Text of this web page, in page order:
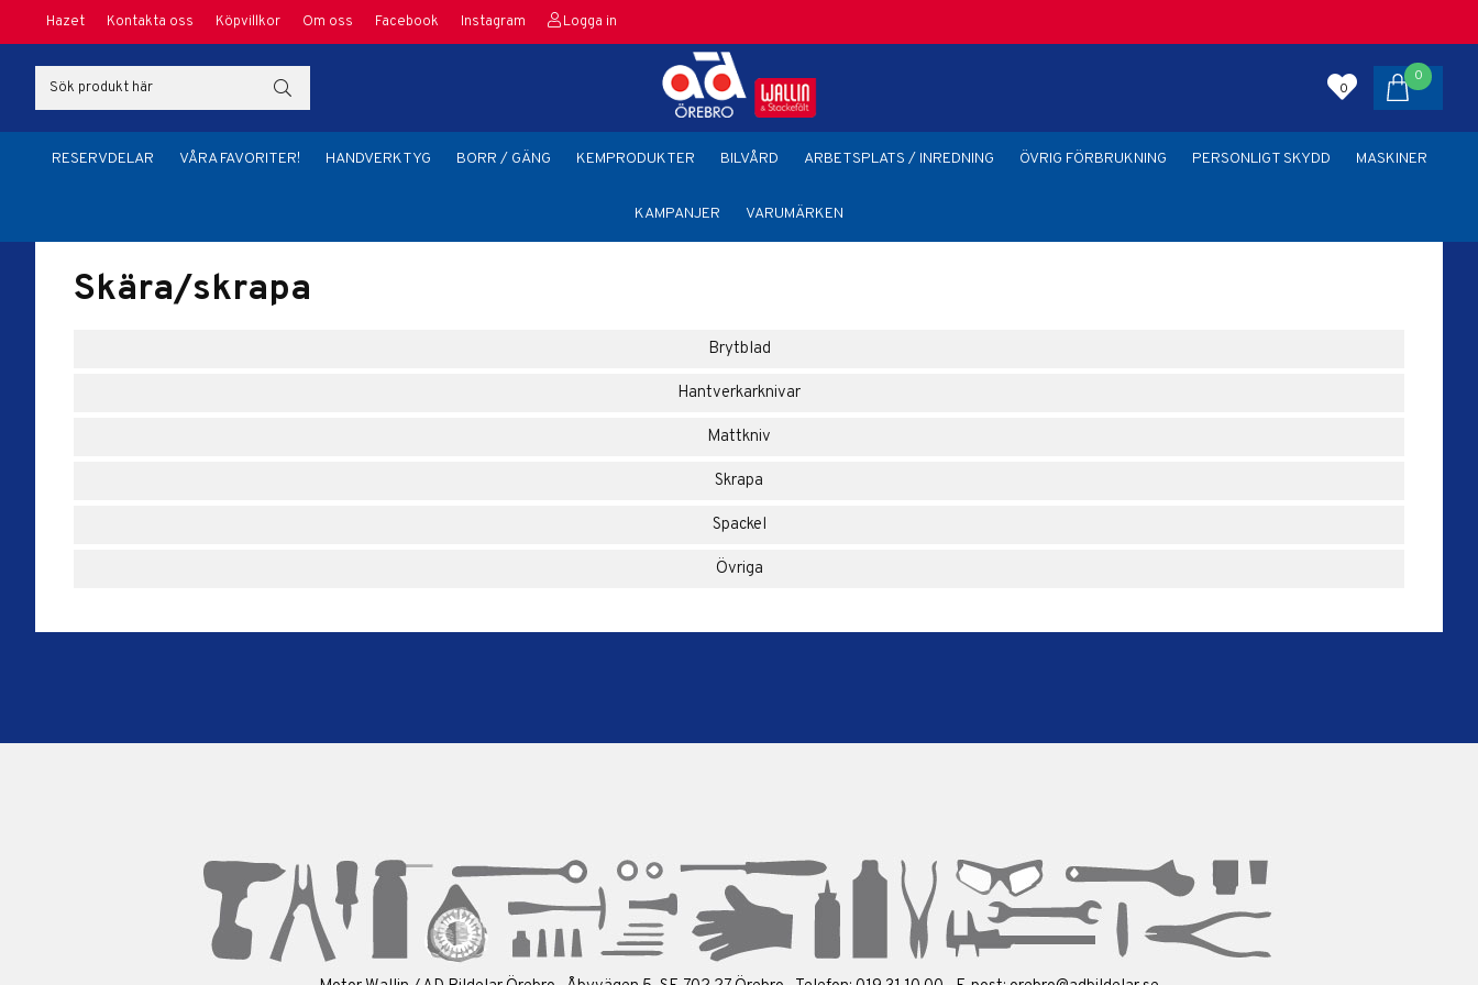
Hazet Kontakta oss Köpvillkor Om oss Facebook Instagram Logga in
0
0
RESERVDELAR VÅRA FAVORITER! HANDVERKTYG BORR / GÄNG KEMPRODUKTER BILVÅRD ARBETSPLATS / INREDNING ÖVRIG FÖRBRUKNING PERSONLIGT SKYDD MASKINER
KAMPANJER VARUMÄRKEN
Skära/skrapa
Brytblad
Hantverkarknivar
Mattkniv
Skrapa
Spackel
Övriga